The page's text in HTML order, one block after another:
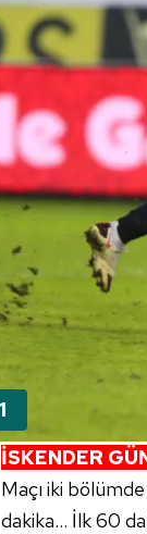
İSKENDER
Maçı iki
dakika... İlk 60